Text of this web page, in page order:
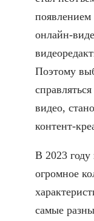
онлайн-
Поэтому
видео,
контент-
В 2023 году
огромное
самые